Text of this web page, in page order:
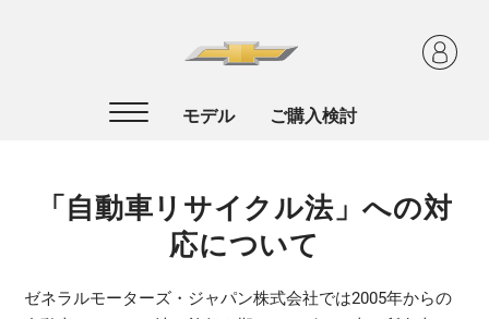
「自動車リサイクル法」への対
応について
ゼネラルモーターズ・ジャパン株式会社では2005年からの